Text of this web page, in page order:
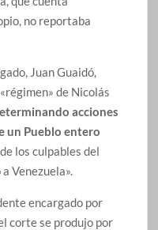
no reportaba
Juan Guaidó,
de Nicolás
acciones
un Pueblo entero
de los culpables del
Venezuela».
encargado por
corte se produjo por